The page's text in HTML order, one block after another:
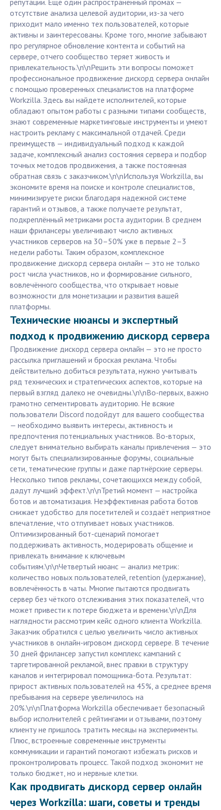
репутации. Еще один распространенный промах —
отсутствие анализа целевой аудитории, из-за чего
приходит мало именно тех пользователей, которые
активны и заинтересованы. Кроме того, многие забывают
про регулярное обновление контента и событий на
сервере, отчего сообщество теряет живость и
привлекательность.\n\nРешить эти вопросы поможет
профессиональное продвижение дискорд сервера онлайн
с помощью проверенных специалистов на платформе
Workzilla. Здесь вы найдете исполнителей, которые
обладают опытом работы с разными типами сообществ,
знают современные маркетинговые инструменты и умеют
настроить рекламу с максимальной отдачей. Среди
преимуществ — индивидуальный подход к каждой
задаче, комплексный анализ состояния сервера и подбор
точных методов продвижения, а также постоянная
обратная связь с заказчиком.\n\nИспользуя Workzilla, вы
экономите время на поиске и контроле специалистов,
минимизируете риски благодаря надежной системе
гарантий и отзывов, а также получаете результат,
подкреплённый метриками роста аудитории. В среднем
наши фрилансеры увеличивают число активных
участников серверов на 30–50% уже в первые 2–3
недели работы. Таким образом, комплексное
продвижение дискорд сервера онлайн — это не только
рост числа участников, но и формирование сильного,
вовлечённого сообщества, что открывает новые
возможности для монетизации и развития вашей
платформы.
Технические нюансы и экспертный
подход к продвижению дискорд сервера
Продвижение дискорд сервера онлайн — это не просто
рассылка приглашений и броская реклама. Чтобы
действительно добиться результата, нужно учитывать
ряд технических и стратегических аспектов, которые на
первый взгляд далеко не очевидны.\n\nВо-первых, важно
грамотно сегментировать аудиторию. Не всякие
пользователи Discord подойдут для вашего сообщества
— необходимо выявить интересы, активность и
предпочтения потенциальных участников. Во-вторых,
следует внимательно выбирать каналы привлечения — это
могут быть специализированные форумы, социальные
сети, тематические группы и даже партнёрские серверы.
Несколько типов рекламы, сочетающихся между собой,
дадут лучший эффект.\n\nТретий момент — настройка
ботов и автоматизация. Неэффективная работа ботов
снижает удобство для посетителей и создаёт неприятное
впечатление, что отпугивает новых участников.
Оптимизированный бот-сценарий помогает
поддерживать активность, модерировать общение и
привлекать внимание к ключевым
событиям.\n\nЧетвертый нюанс — анализ метрик:
количество новых пользователей, retention (удержание),
вовлечённость в чаты. Многие пытаются продвигать
сервер без чёткого отслеживания этих показателей, что
может привести к потере бюджета и времени.\n\nДля
наглядности рассмотрим кейс одного клиента Workzilla.
Заказчик обратился с целью увеличить число активных
участников в онлайн-игровом дискорд сервере. В течение
30 дней фрилансер запустил комплекс кампаний с
таргетированной рекламой, внес правки в структуру
каналов и интегрировал помощника-бота. Результат:
прирост активных пользователей на 45%, а среднее время
пребывания на сервере увеличилось на
20%.\n\nПлатформа Workzilla обеспечивает безопасный
выбор исполнителей с рейтингами и отзывами, поэтому
клиенту не пришлось тратить месяцы на эксперименты.
Плюс, встроенные современные инструменты
коммуникации и гарантий помогают избежать рисков и
проконтролировать процесс. Такой подход экономит не
только бюджет, но и нервные клетки.
Как продвигать дискорд сервер онлайн
через Workzilla: шаги, советы и тренды